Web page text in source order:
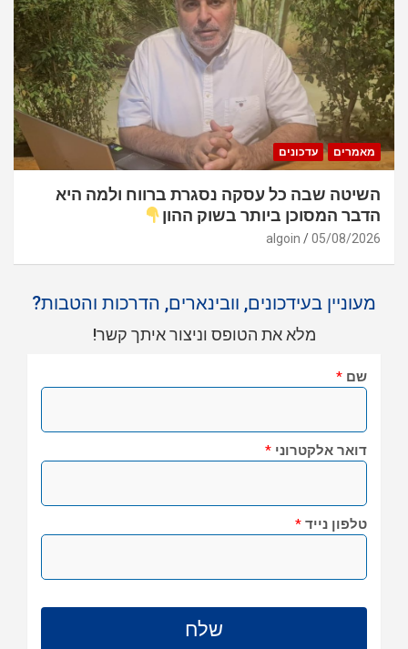
מאמרים עדכונים
השיטה שבה כל עסקה נסגרת ברווח ולמה היא
הדבר המסוכן ביותר בשוק ההון
05/08/2026
algoin
מעוניין בעידכונים, וובינארים, הדרכות והטבות?
מלא את הטופס וניצור איתך קשר!
שם *
דואר אלקטרוני *
טלפון נייד *